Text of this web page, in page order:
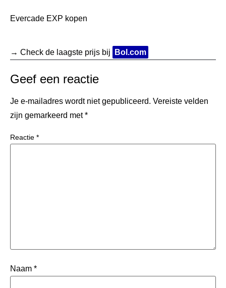
Evercade EXP kopen
→ Check de laagste prijs bij Bol.com
Geef een reactie
Je e-mailadres wordt niet gepubliceerd. Vereiste velden
zijn gemarkeerd met*
Reactie *
Naam *